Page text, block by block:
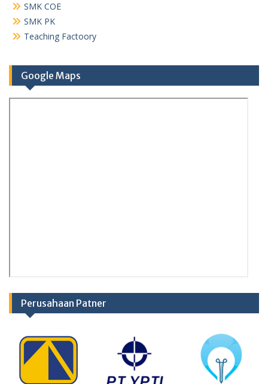
SMK COE
SMK PK
Teaching Factoory
Google Maps
Perusahaan Patner